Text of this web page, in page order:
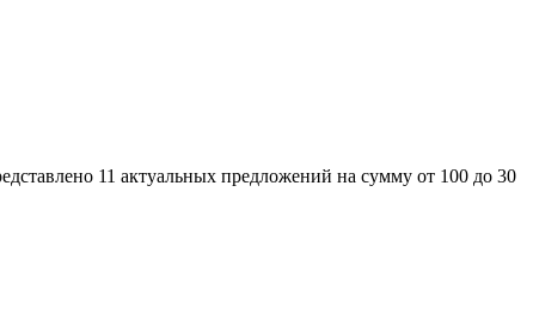
11 актуальных предложений на сумму от 100 до 30